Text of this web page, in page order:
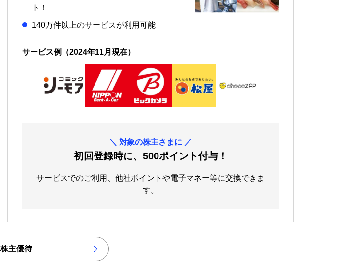
ト！
140万件以上のサービスが利用可能
サービス例（2024年11月現在）
＼ 対象の株主さまに ／
初回登録時に、500ポイント付与！
サービスでのご利用、他社ポイントや電子マネー等に交換できま
す。
株主優待